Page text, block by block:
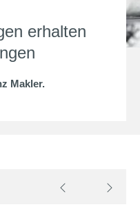
erhalten
Makler.